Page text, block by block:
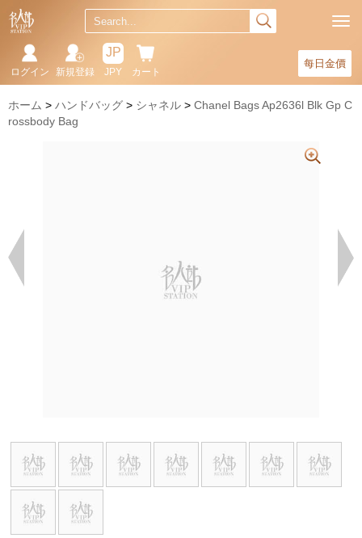
每日金價
カート
JP
JPY
新規登録
ログイン
ホーム ハンドバッグ シャネル
Chanel Bags Ap2636l Blk Gp C
rossbody Bag